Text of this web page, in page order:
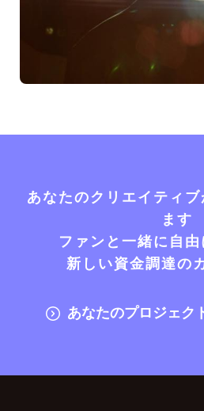
あなたのクリエイティ
ます
ファンと一緒に自
新しい資金調達の
あなたのプロジェク